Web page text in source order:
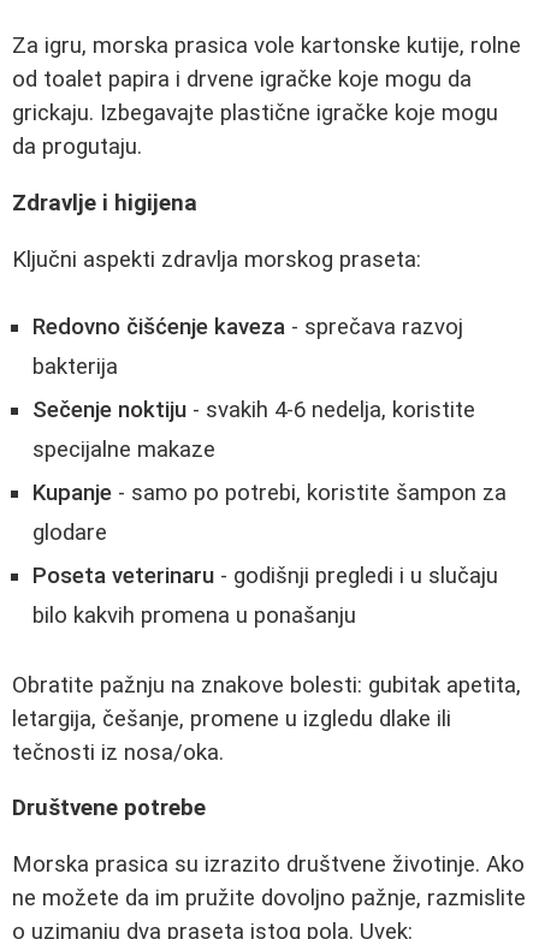
Za igru, morska prasica vole kartonske kutije, rolne
od toalet papira i drvene igračke koje mogu da
grickaju. Izbegavajte plastične igračke koje mogu
da progutaju.
Zdravlje i higijena
Ključni aspekti zdravlja morskog praseta:
Redovno čišćenje kaveza - sprečava razvoj
bakterija
Sečenje noktiju - svakih 4-6 nedelja, koristite
specijalne makaze
Kupanje - samo po potrebi, koristite šampon za
glodare
Poseta veterinaru - godišnji pregledi i u slučaju
bilo kakvih promena u ponašanju
Obratite pažnju na znakove bolesti: gubitak apetita,
letargija, češanje, promene u izgledu dlake ili
tečnosti iz nosa/oka.
Društvene potrebe
Morska prasica su izrazito društvene životinje. Ako
ne možete da im pružite dovoljno pažnje, razmislite
o uzimanju dva praseta istog pola. Uvek: